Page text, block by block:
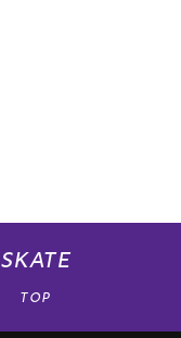
SKATE
TOP